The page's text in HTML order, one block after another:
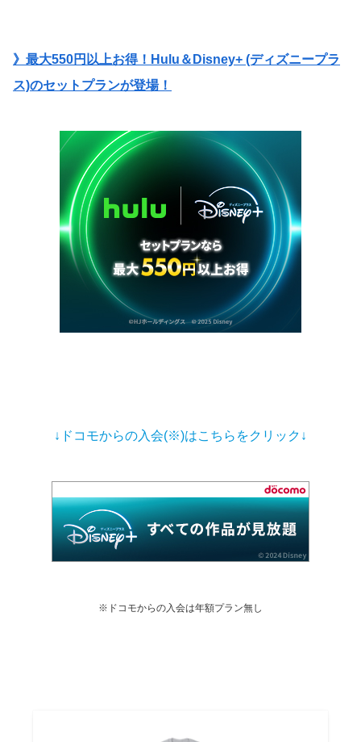
》最大550円以上お得！Hulu＆Disney+ (ディズニープラ
ス)のセットプランが登場！
↓ドコモからの入会(※)はこちらをクリック↓
※ドコモからの入会は年額プラン無し